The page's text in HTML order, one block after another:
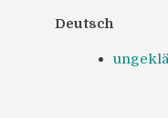
Deutsch